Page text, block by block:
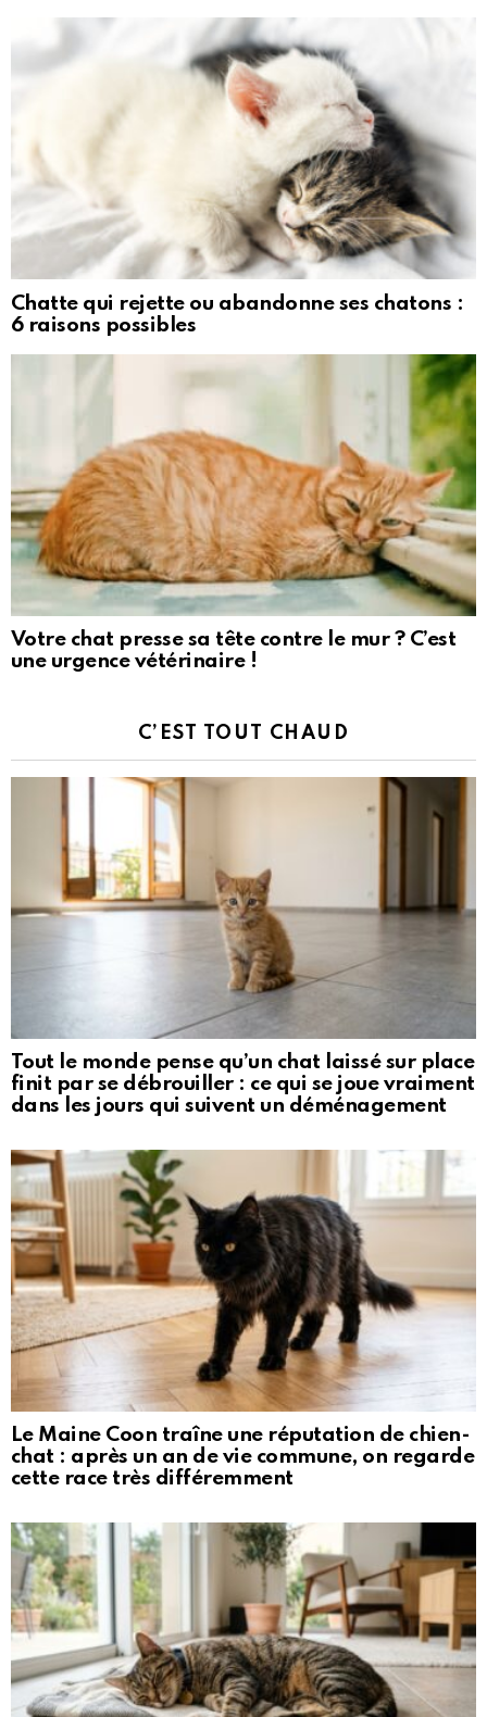
Chatte qui rejette ou abandonne ses chatons :
6 raisons possibles
Votre chat presse sa tête contre le mur ? C’est
une urgence vétérinaire !
C’EST TOUT CHAUD
Tout le monde pense qu’un chat laissé sur place
finit par se débrouiller : ce qui se joue vraiment
dans les jours qui suivent un déménagement
Le Maine Coon traîne une réputation de chien-
chat : après un an de vie commune, on regarde
cette race très différemment